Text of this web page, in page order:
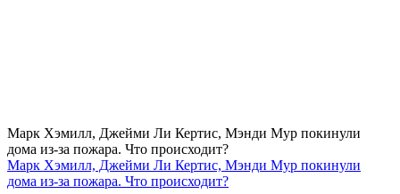
Марк Хэмилл, Джейми Ли Кертис, Мэнди Мур покинули
дома из-за пожара. Что происходит?
Марк Хэмилл, Джейми Ли Кертис, Мэнди Мур покинули
дома из-за пожара. Что происходит?